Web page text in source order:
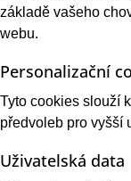
základě vašeho
webu.
Personalizační
Tyto cookies slouží
předvoleb pro vyšší
Uživatelská data